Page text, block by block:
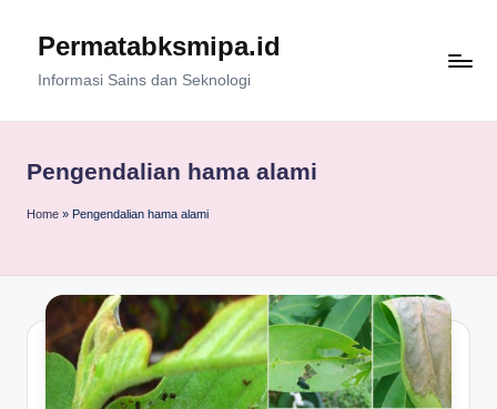
Permatabksmipa.id
Informasi Sains dan Seknologi
Pengendalian hama alami
Home » Pengendalian hama alami